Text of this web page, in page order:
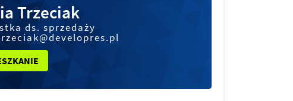
Trzeciak
ds. sprzedaży